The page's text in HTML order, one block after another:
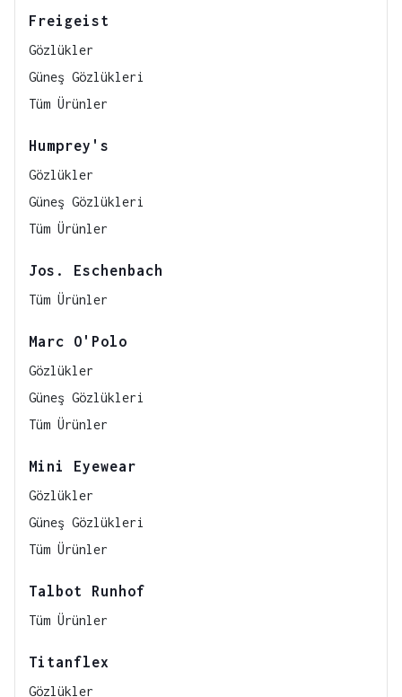
Freigeist
Gözlükler
Güneş Gözlükleri
Tüm Ürünler
Humprey's
Gözlükler
Güneş Gözlükleri
Tüm Ürünler
Jos. Eschenbach
Tüm Ürünler
Marc O'Polo
Gözlükler
Güneş Gözlükleri
Tüm Ürünler
Mini Eyewear
Gözlükler
Güneş Gözlükleri
Tüm Ürünler
Talbot Runhof
Tüm Ürünler
Titanflex
Gözlükler